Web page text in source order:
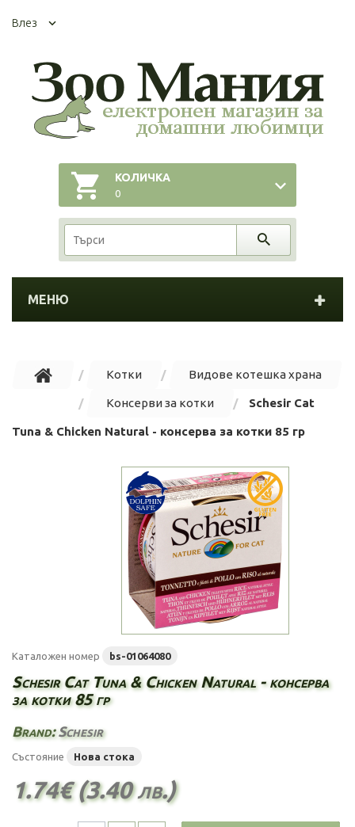
Влез
КОЛИЧКА
0
МЕНЮ
Котки Видове котешка храна
Консерви за котки Schesir Cat
Tuna & Chicken Natural - консерва за котки 85 гр
Каталожен номер bs-01064080
Schesir Cat Tuna & Chicken Natural - консерва
за котки 85 гр
Brand:Schesir
Състояние Нова стока
1.74€ (3.40 лв.)